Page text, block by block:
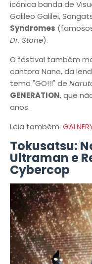
icônica banda de
Galileo Galilei,
Syndromes
Dr. Stone).
O festival também
cantora Nano, da
tema "GO!!!" de
GENERATION, que
anos.
Leia também:
Tokusatsu:
Ultraman e
Cybercop